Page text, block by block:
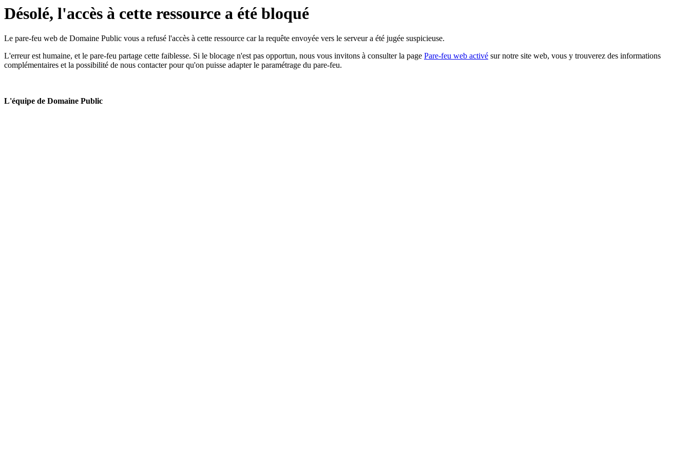
Désolé, l'accès à cette ressource a été bloqué
Le pare-feu web de Domaine Public vous a refusé l'accès à cette ressource car la requête envoyée vers le serveur a été jugée suspicieuse.
L'erreur est humaine, et le pare-feu partage cette faiblesse. Si le blocage n'est pas opportun, nous vous invitons à consulter la page Pare-feu web activé sur notre site web, vous y trouverez des informations
complémentaires et la possibilité de nous contacter pour qu'on puisse adapter le paramétrage du pare-feu.
L'équipe de Domaine Public